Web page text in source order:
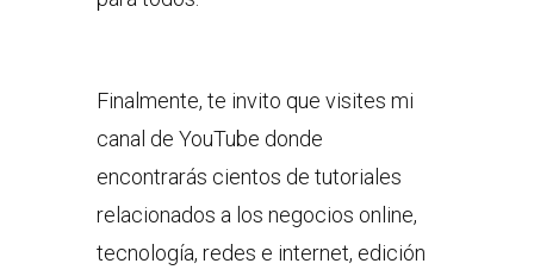
Finalmente, te invito que visites mi
canal de YouTube donde
encontrarás cientos de tutoriales
relacionados a los negocios online,
tecnología, redes e internet, edición